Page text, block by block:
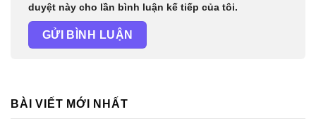
duyệt này cho lần bình luận kế tiếp của tôi.
BÀI VIẾT MỚI NHẤT